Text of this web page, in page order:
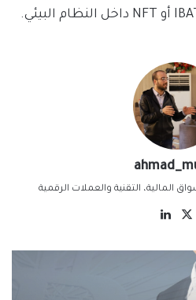
التقنية والعملات الرقمية
‫X